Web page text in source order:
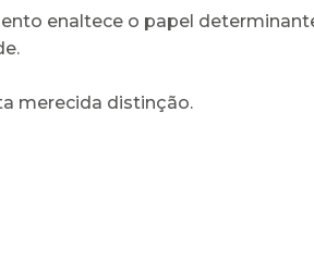
enaltece o papel
merecida distinção.